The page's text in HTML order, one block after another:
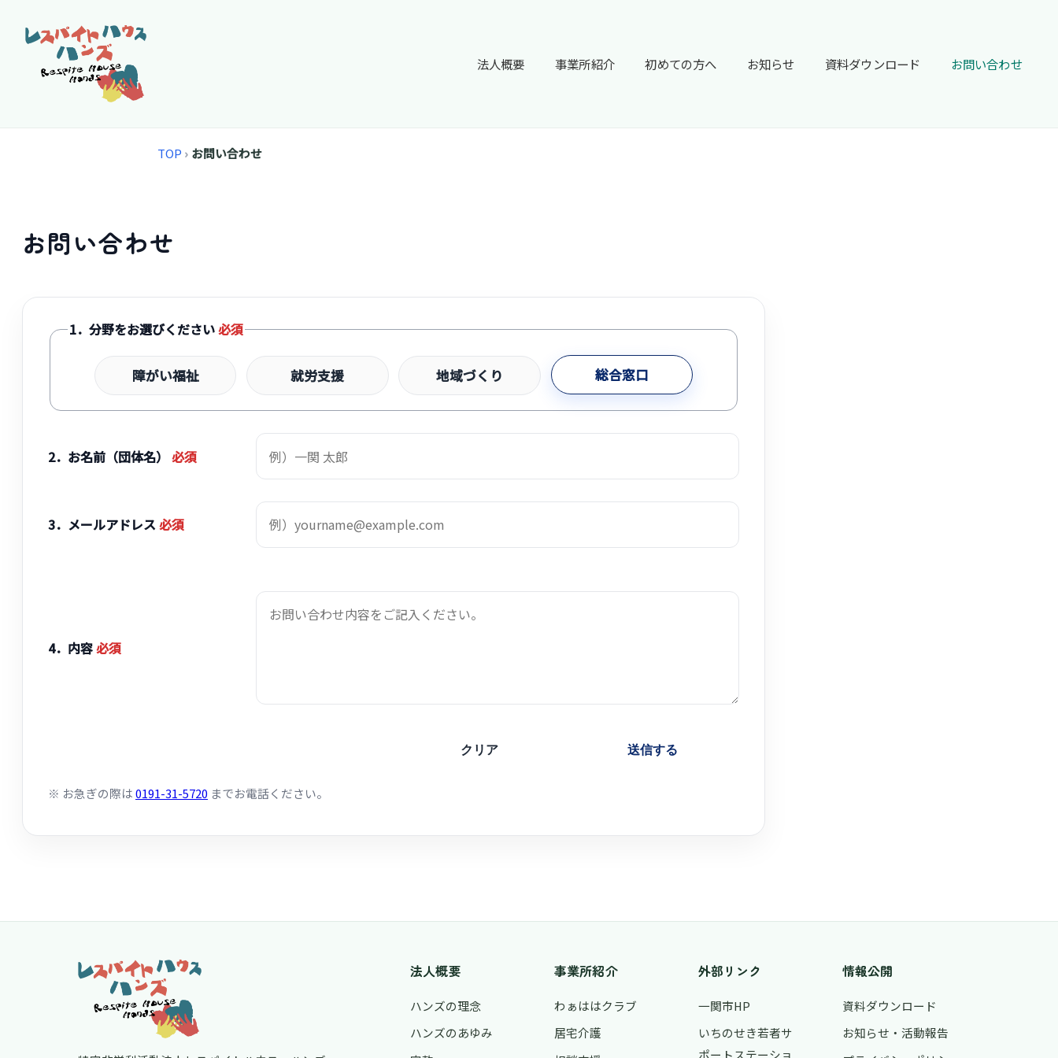
法人概要 事業所紹介 初めての方へ お知らせ 資料ダウンロード お問い合わせ
TOP お問い合わせ
お問い合わせ
1．分野をお選びください必須
障がい福祉 就労支援 地域づくり 総合窓口
2．お名前（団体名） 必須
3．メールアドレス必須
4．内容必須
クリア 送信する
※ お急ぎの際は0191-31-5720 までお電話ください。
法人概要
ハンズの理念
ハンズのあゆみ
事業所紹介
わぁははクラブ
居宅介護
外部リンク
一関市HP
いちのせき若者サ
情報公開
資料ダウンロード
お知らせ・活動報告